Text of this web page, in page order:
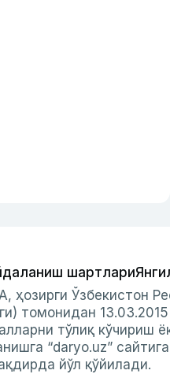
шартлари
ҳозирги Ўзбекистон
томонидан
тўлиқ кўчириш
“daryo.uz”
йўл қўйилади.